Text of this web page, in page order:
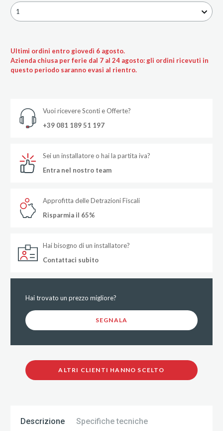
1
Ultimi ordini entro giovedì 6 agosto.
Azienda chiusa per ferie dal 7 al 24 agosto: gli ordini ricevuti in
questo periodo saranno evasi al rientro.
Vuoi ricevere Sconti e Offerte?
+39 081 189 51 197
Sei un installatore o hai la partita iva?
Entra nel nostro team
Approfitta delle Detrazioni Fiscali
Risparmia il 65%
Hai bisogno di un installatore?
Contattaci subito
Hai trovato un prezzo migliore?
SEGNALA
ALTRI CLIENTI HANNO SCELTO
Descrizione Specifiche tecniche